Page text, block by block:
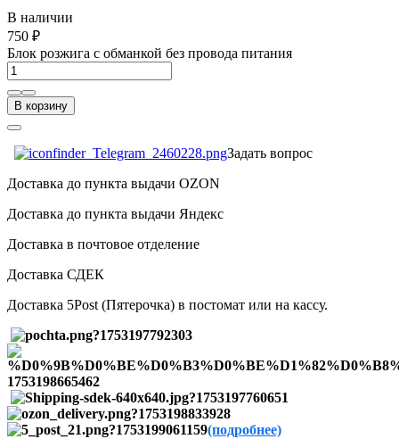
В наличии
750 ₽
Блок розжига с обманкой без провода питания
В корзину
Задать вопрос
Доставка до пункта выдачи OZON
Доставка до пункта выдачи Яндекс
Доставка в почтовое отделение
Доставка СДЕК
Доставка 5Post (Пятерочка) в постомат или на кассу.
(подробнее)